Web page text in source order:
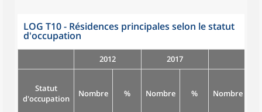
LOG T10 - Résidences principales selon le statut
d'occupation
2012 2017
Statut
d'occupation
Nombre % Nombre % Nombre